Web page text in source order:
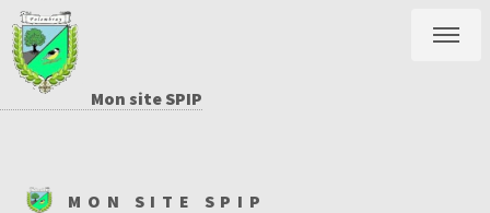
Mon site SPIP
MON SITE SPIP